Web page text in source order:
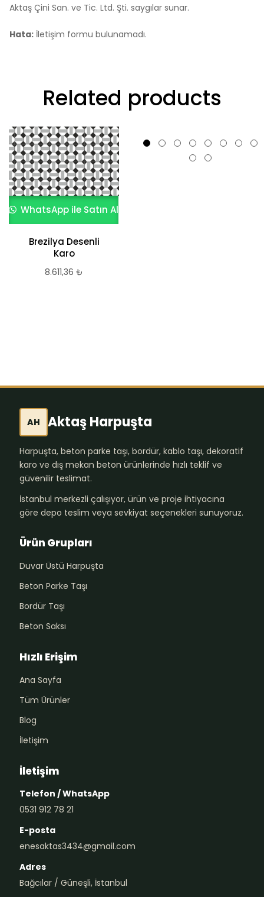
Aktaş Çini San. ve Tic. Ltd. Şti. saygılar sunar.
Hata: İletişim formu bulunamadı.
Related products
WhatsApp ile Satın Al
Brezilya Desenli
Karo
8.611,36 ₺
AH Aktaş Harpuşta
Harpuşta, beton parke taşı, bordür, kablo taşı, dekoratif
karo ve dış mekan beton ürünlerinde hızlı teklif ve
güvenilir teslimat.
İstanbul merkezli çalışıyor, ürün ve proje ihtiyacına
göre depo teslim veya sevkiyat seçenekleri sunuyoruz.
Ürün Grupları
Duvar Üstü Harpuşta
Beton Parke Taşı
Bordür Taşı
Beton Saksı
Hızlı Erişim
Ana Sayfa
Tüm Ürünler
Blog
İletişim
İletişim
Telefon / WhatsApp
0531 912 78 21
E-posta
enesaktas3434@gmail.com
Adres
Bağcılar / Güneşli, İstanbul